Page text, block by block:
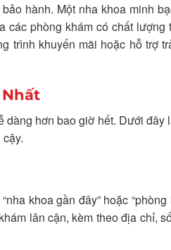
hành. Một nha khoa minh
các phòng khám có chất lượng
trình khuyến mãi hoặc hỗ trợ
Nhất
dàng hơn bao giờ hết. Dưới đây
khoa gần đây” hoặc “phòng
lân cận, kèm theo địa chỉ,